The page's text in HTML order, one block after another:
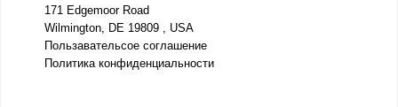
171 Edgemoor Road
Wilmington, DE 19809 , USA
Пользавательсое соглашение
Политика конфиденциальности